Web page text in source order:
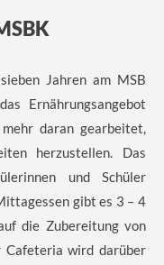
Jahren am MSB
Ernährungsangebot
daran gearbeitet,
herzustellen. Das
und Schüler
gibt es 3 – 4
die Zubereitung von
Cafeteria wird darüber